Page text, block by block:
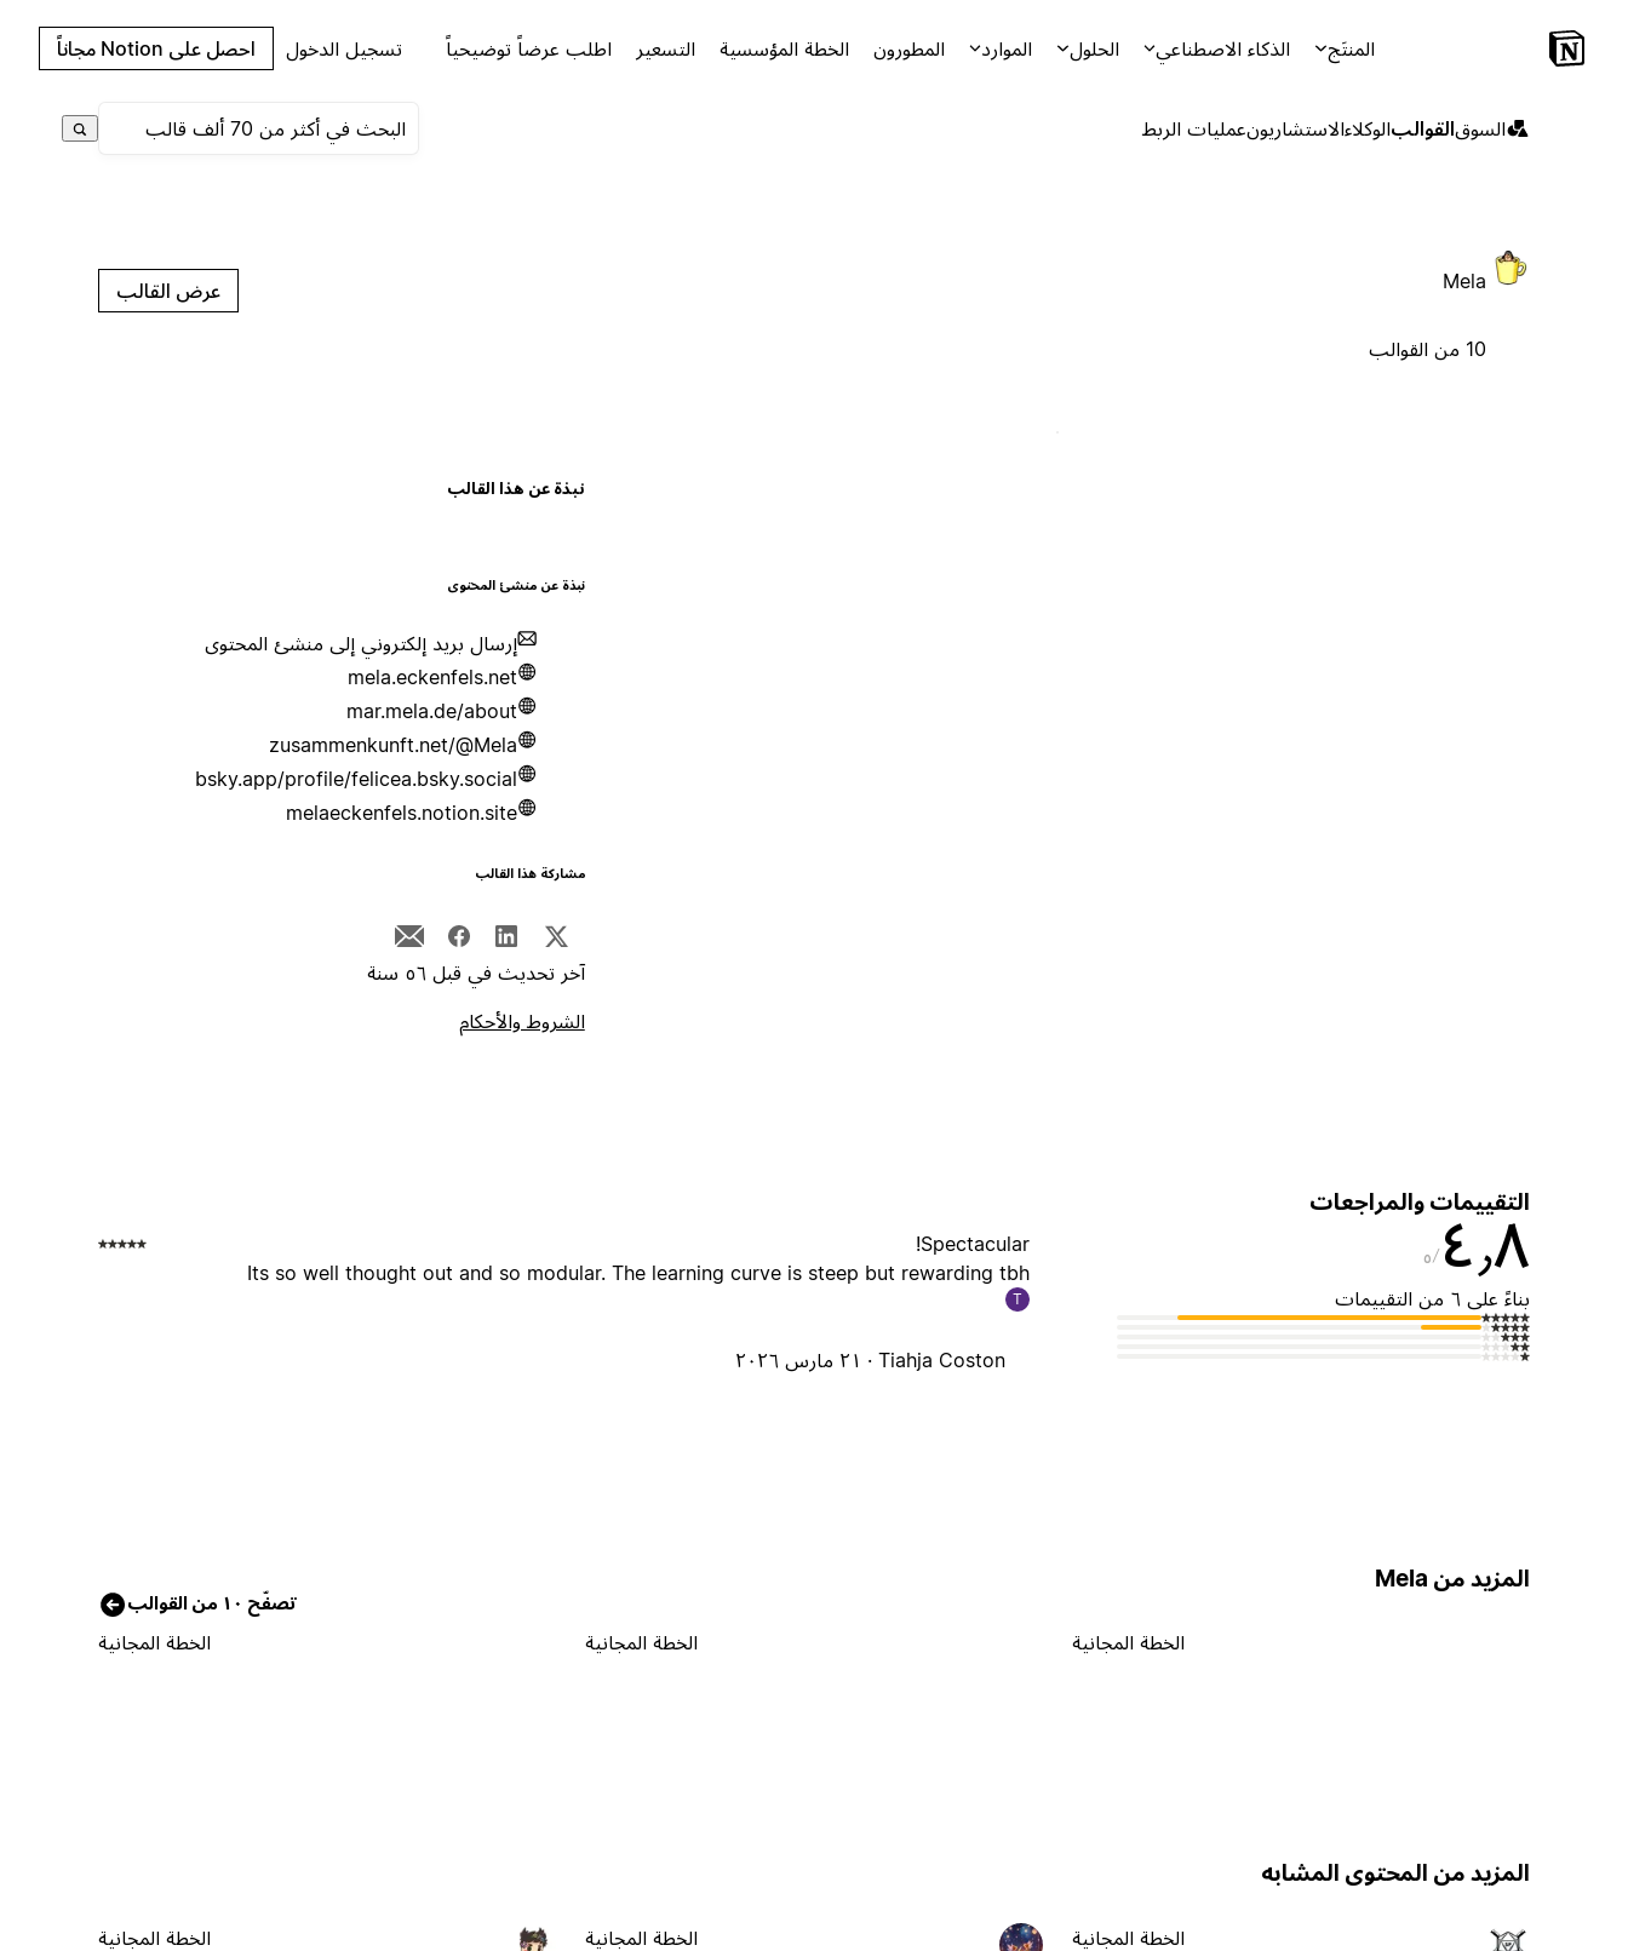
المنتَج الذكاء الاصطناعي الحلول الموارد المطورون الخطة المؤسسية التسعير اطلب عرضاً توضيحياً تسجيل الدخول احصل على Notion مجاناً
السوقالقوالبالوكلاءالاستشاريونعمليات الربط
Mela
10 من القوالب
عرض القالب
نبذة عن هذا القالب
نبذة عن منشئ المحتوى
إرسال بريد إلكتروني إلى منشئ المحتوى
mela.eckenfels.net
mar.mela.de/about
zusammenkunft.net/@Mela
bsky.app/profile/felicea.bsky.social
melaeckenfels.notion.site
مشاركة هذا القالب
آخر تحديث في قبل ٥٦ سنة
الشروط والأحكام
التقييمات والمراجعات
٤٫٨ ٥
بناءً على ٦ من التقييمات
Spectacular!
Its so well thought out and so modular. The learning curve is steep but rewarding tbh
T
Tiahja Coston · ٢١ مارس ٢٠٢٦
المزيد من Mela
تصفّح ١٠ من القوالب
الخطة المجانية الخطة المجانية الخطة المجانية
المزيد من المحتوى المشابه
الخطة المجانية الخطة المجانية الخطة المجانية